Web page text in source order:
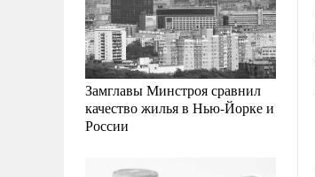
Замглавы Минстроя сравнил
качество жилья в Нью-Йорке и
России